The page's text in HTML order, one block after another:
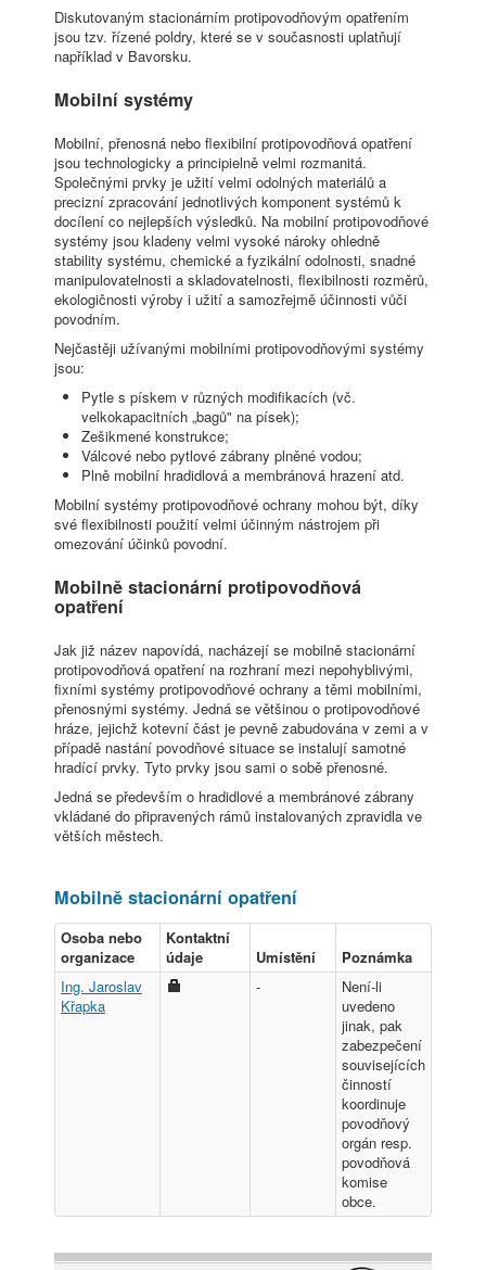
Diskutovaným stacionárním protipovodňovým opatřením
jsou tzv. řízené poldry, které se v současnosti uplatňují
například v Bavorsku.
Mobilní systémy
Mobilní, přenosná nebo flexibilní protipovodňová opatření
jsou technologicky a principielně velmi rozmanitá.
Společnými prvky je užití velmi odolných materiálů a
precizní zpracování jednotlivých komponent systémů k
docílení co nejlepších výsledků. Na mobilní protipovodňové
systémy jsou kladeny velmi vysoké nároky ohledně
stability systému, chemické a fyzikální odolnosti, snadné
manipulovatelnosti a skladovatelnosti, flexibilnosti rozměrů,
ekologičnosti výroby i užití a samozřejmě účinnosti vůči
povodním.
Nejčastěji užívanými mobilními protipovodňovými systémy
jsou:
Pytle s pískem v různých modifikacích (vč.
velkokapacitních „bagů" na písek);
Zešikmené konstrukce;
Válcové nebo pytlové zábrany plněné vodou;
Plně mobilní hradidlová a membránová hrazení atd.
Mobilní systémy protipovodňové ochrany mohou být, díky
své flexibilnosti použití velmi účinným nástrojem při
omezování účinků povodní.
Mobilně stacionární protipovodňová
opatření
Jak již název napovídá, nacházejí se mobilně stacionární
protipovodňová opatření na rozhraní mezi nepohyblivými,
fixními systémy protipovodňové ochrany a těmi mobilními,
přenosnými systémy. Jedná se většinou o protipovodňové
hráze, jejichž kotevní část je pevně zabudována v zemi a v
případě nastání povodňové situace se instalují samotné
hradící prvky. Tyto prvky jsou sami o sobě přenosné.
Jedná se především o hradidlové a membránové zábrany
vkládané do připravených rámů instalovaných zpravidla ve
větších městech.
Mobilně stacionární opatření
Osoba nebo
organizace
Kontaktní
údaje
Umístění
Poznámka
Ing. Jaroslav
Křapka
-
Není-li
uvedeno
jinak, pak
zabezpečení
souvisejících
činností
koordinuje
povodňový
orgán resp.
povodňová
komise
obce.